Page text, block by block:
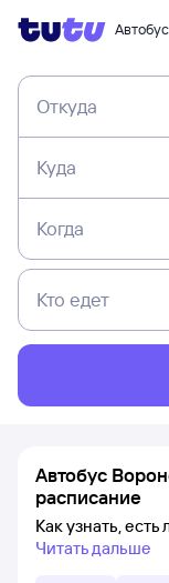
Откуда
Куда
Когда
Кто едет
Автобус
расписание
Как узнать,
Читать дальше